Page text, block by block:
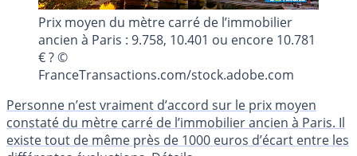
Prix moyen du mètre carré de l’immobilier
ancien à Paris : 9.758, 10.401 ou encore 10.781
€ ? ©
FranceTransactions.com/stock.adobe.com
Personne n’est vraiment d’accord sur le prix moyen
constaté du mètre carré de l’immobilier ancien à Paris. Il
existe tout de même près de 1000 euros d’écart entre les